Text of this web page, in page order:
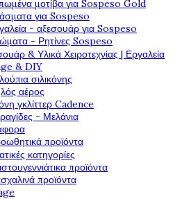
μοτίβα για Sospeso Gold
για Sospeso
- αξεσουάρ για Sospeso
- Ρητίνες Sospeso
& Υλικά Χειροτεχνίας | Εργαλεία
& DIY
σιλικόνης
αέρος
γκλίττερ Cadence
- Μελάνια
προϊόντα
κατηγορίες
προϊόντα
προϊόντα